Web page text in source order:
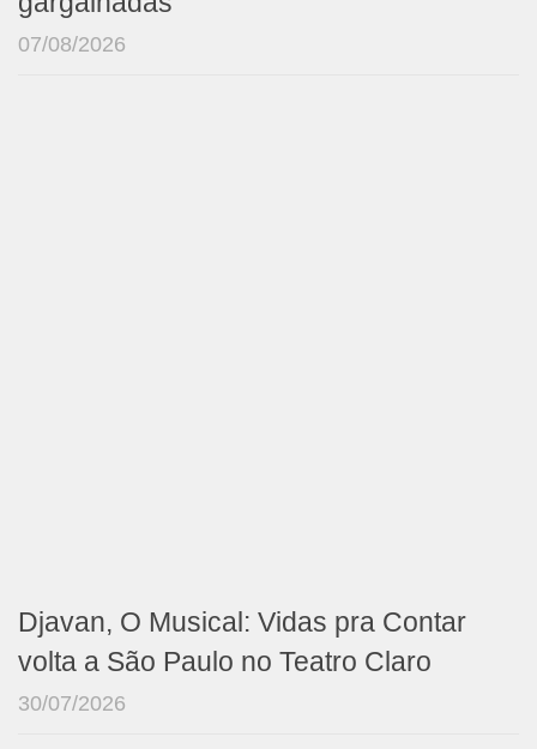
07/08/2026
Djavan, O Musical: Vidas pra Contar
volta a São Paulo no Teatro Claro
30/07/2026